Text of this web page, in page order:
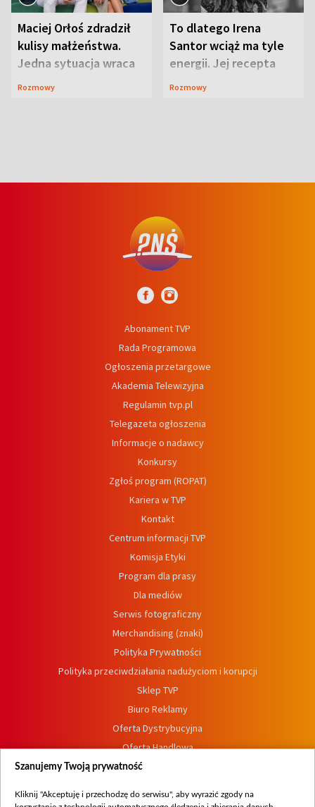
Maciej Orłoś zdradził
kulisy małżeństwa.
Jedna sytuacja wraca
jak bumerang
Rozmowy
To dlatego Irena
Santor wciąż ma tyle
energii. Jej recepta
jest zaskakująco
Rozmowy
Abonament TVP
Rada Programowa
Ogłoszenia przetargowe
Akademia Telewizyjna
Regulamin tvp.pl
Telegazeta ogłoszenia
Informacje o nadawcy
Konkursy
Zgłoś program (ROPAT)
Kariera w TVP
Kontakt
Centrum informacji TVP
Komisja Etyki
Program dla prasy
Dla mediów
Serwis fotograficzny
Merchandising (znaki)
Polityka Prywatności
Polityka przeciwdziałania nadużyciom i korupcji
Sklep TVP
Biuro Reklamy
Oferta Dystrybucyjna
Oferta Handlowa
Dostępność
Procedura zgłoszeń wewnętrznych
Szanujemy Twoją prywatność
Kliknij "Akceptuję i przechodzę do serwisu", aby wyrazić zgody na